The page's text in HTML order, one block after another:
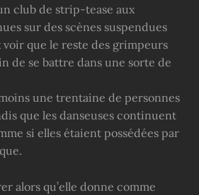
club de strip-tease aux
sur des scènes suspendues
voir que le reste des grimpeurs
de se battre dans une sorte de
une trentaine de personnes
que les danseuses continuent
si elles étaient possédées par
alors qu’elle donne comme